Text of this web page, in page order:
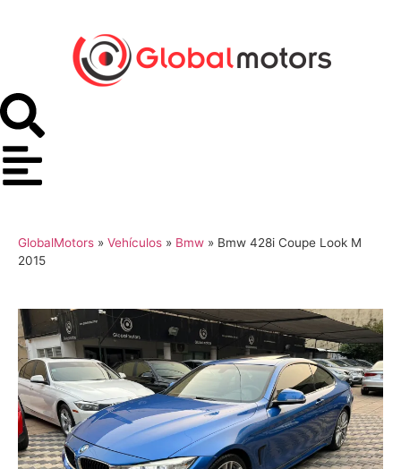
GlobalMotors » Vehículos » Bmw » Bmw 428i Coupe Look M
2015